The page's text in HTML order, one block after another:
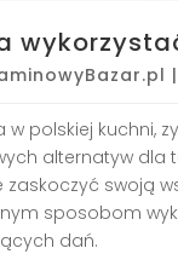
|
w polskiej kuchni,
alternatyw dla
zaskoczyć swoją
sposobom
dań.